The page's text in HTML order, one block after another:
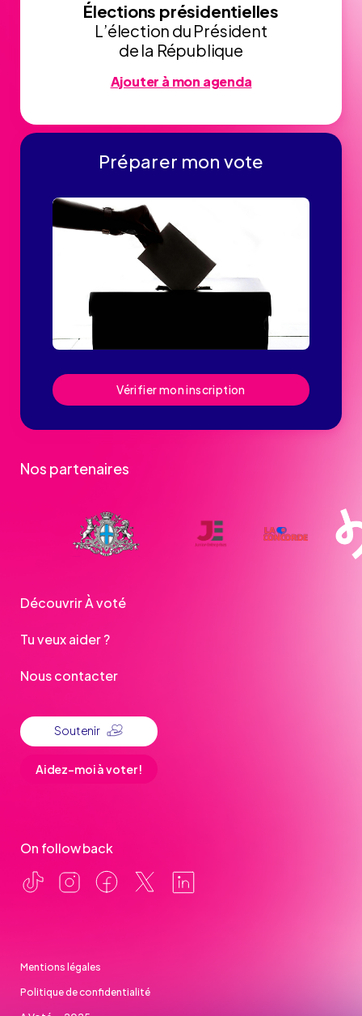
Élections présidentielles
L’élection du Président
de la République
Ajouter à mon agenda
Préparer mon vote
Vérifier mon inscription
Nos partenaires
Découvrir À voté
Tu veux aider ?
Nous contacter
Soutenir
Aidez-moi à voter !
On follow back
Mentions légales
Politique de confidentialité